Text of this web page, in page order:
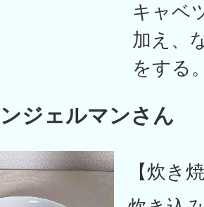
キャベ
加え、
をする
ジェルマンさん
【炊き